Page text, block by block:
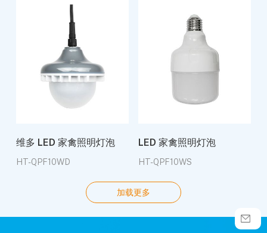
维多 LED 家禽照明灯泡
HT-QPF10WD
LED 家禽照明灯泡
HT-QPF10WS
加载更多